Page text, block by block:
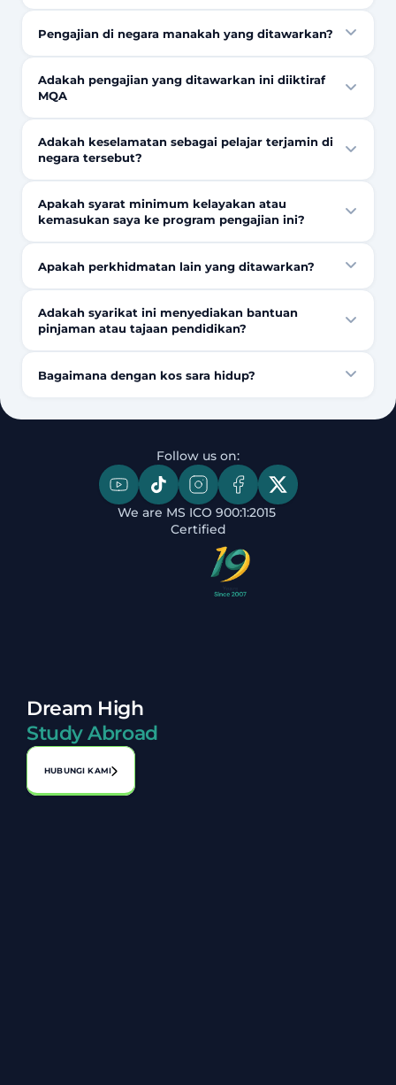
Pengajian di negara manakah yang ditawarkan?
Adakah pengajian yang ditawarkan ini diiktiraf
MQA
Adakah keselamatan sebagai pelajar terjamin di
negara tersebut?
Apakah syarat minimum kelayakan atau
kemasukan saya ke program pengajian ini?
Apakah perkhidmatan lain yang ditawarkan?
Adakah syarikat ini menyediakan bantuan
pinjaman atau tajaan pendidikan?
Bagaimana dengan kos sara hidup?
Follow us on:
We are MS ICO 900:1:2015
Certified
Dream High
Study Abroad
HUBUNGI KAMI